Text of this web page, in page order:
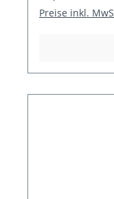
Preise inkl.